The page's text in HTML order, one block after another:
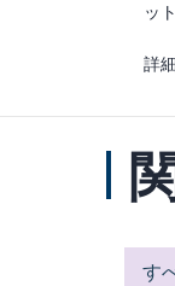
ッ
詳
す